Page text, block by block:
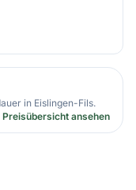
in Eislingen-Fils.
Preisübersicht ansehen